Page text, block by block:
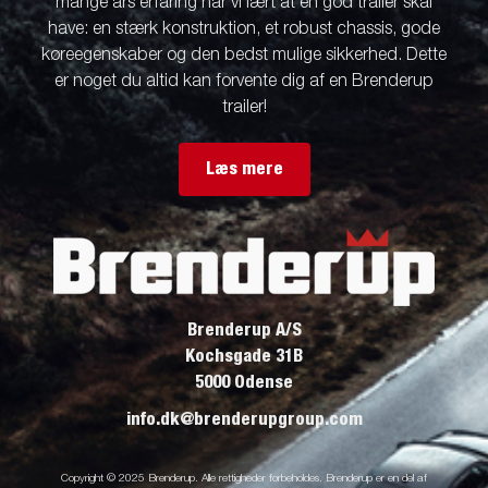
have: en stærk konstruktion, et robust chassis, gode
køreegenskaber og den bedst mulige sikkerhed. Dette
er noget du altid kan forvente dig af en Brenderup
trailer!
Læs mere
Brenderup A/S
Kochsgade 31B
5000 Odense
info.dk@brenderupgroup.com
Copyright © 2025 Brenderup. Alle rettigheder forbeholdes. Brenderup er en del af